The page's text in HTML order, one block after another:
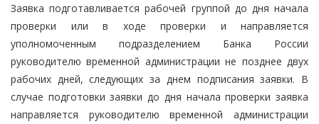
Заявка подготавливается рабочей группой до дня начала
проверки или в ходе проверки и направляется
уполномоченным подразделением Банка России
руководителю временной администрации не позднее двух
рабочих дней, следующих за днем подписания заявки. В
случае подготовки заявки до дня начала проверки заявка
направляется руководителю временной администрации